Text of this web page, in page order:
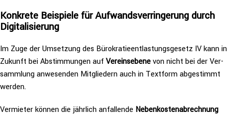
Konkrete Beispiele für Auf­wands­ver­rin­ge­rung durch
Digitalisierung
Im Zuge der Umsetzung des Büro­kra­tie­ent­las­tungs­ge­setz IV kann in
Zukunft bei Abstim­mun­gen aufVer­eins­ebe­nevon nicht bei der Ver­
samm­lung anwe­sen­den Mit­glie­dern auch in Textform abge­stimmt
werden.
Vermieter können die jährlich anfal­len­de Neben­kos­ten­ab­rech­nung